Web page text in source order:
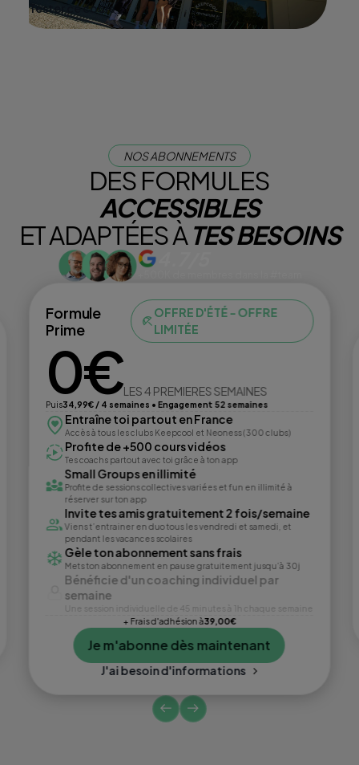
Tester ce cours
NOS ABONNEMENTS
DES FORMULES
ACCESSIBLES
ET ADAPTÉES ÀTES BESOINS
Formule
Prime
OFFRE D'ÉTÉ - OFFRE
LIMITÉE
0€LES 4 PREMIERES SEMAINES
Puis34,99€ / 4 semaines • Engagement 52 semaines
Entraîne toi partout en France
Accès à tous les clubs Keepcool et Neoness (300 clubs)
Profite de +500 cours vidéos
Tes coachs partout avec toi grâce à ton app
Small Groups en illimité
Profite de sessions collectives variées et fun en illimité à
réserver sur ton app
Invite tes amis gratuitement 2 fois/semaine
Viens t’entrainer en duo tous les vendredi et samedi, et
pendant les vacances scolaires
Gèle ton abonnement sans frais
Mets ton abonnement en pause gratuitement jusqu’à 30j
Bénéficie d'un coaching individuel par
semaine
Une session individuelle de 45 minutes à 1h chaque semaine
+ Frais d'adhésion à39,00€
Je m'abonne dès maintenant
J'ai besoin d'informations